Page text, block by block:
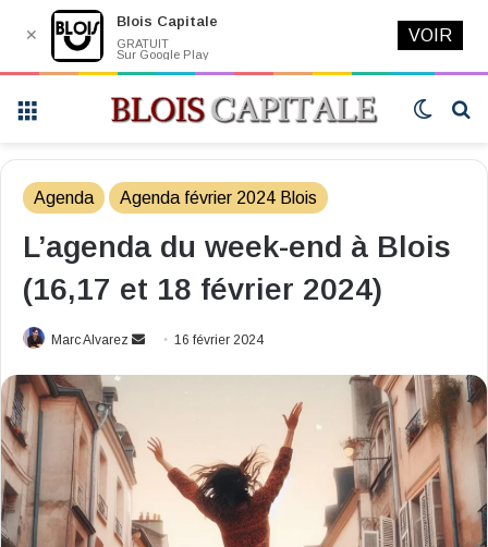
Switch
Agenda Agenda février 2024 Blois
L’agenda du week-end à Blois
(16,17 et 18 février 2024)
Marc Alvarez
Envoyer16 février 2024
✕
Blois Capitale
GRATUIT
Sur Google Play
VOIR